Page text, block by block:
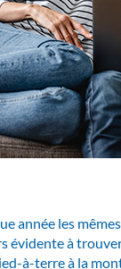
année les
évidente à
à-terre à la